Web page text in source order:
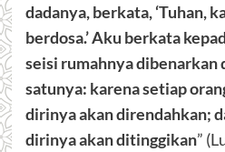
dadanya, berkata, ‘Tuhan,
berdosa.’ Aku berkata
seisi rumahnya dibenarkan
satunya: karena setiap
dirinya akan direndahkan;
dirinya akan ditinggikan”